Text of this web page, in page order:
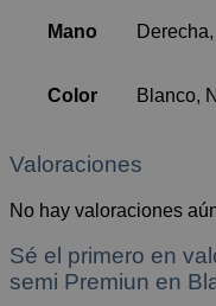
Mano
Color Blanco,
Valoraciones
No hay valoraciones
Sé el primero en
semi Premiun en